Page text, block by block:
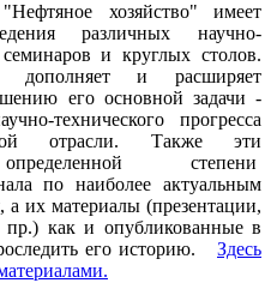
хозяйство" имеет
различных научно-
и круглых столов.
дополняет и расширяет
его основной задачи -
технического прогресса
отрасли. Также эти
степени
по наиболее актуальным
а их материалы (презентации,
пр.) как и опубликованные в
его историю. Здесь
.